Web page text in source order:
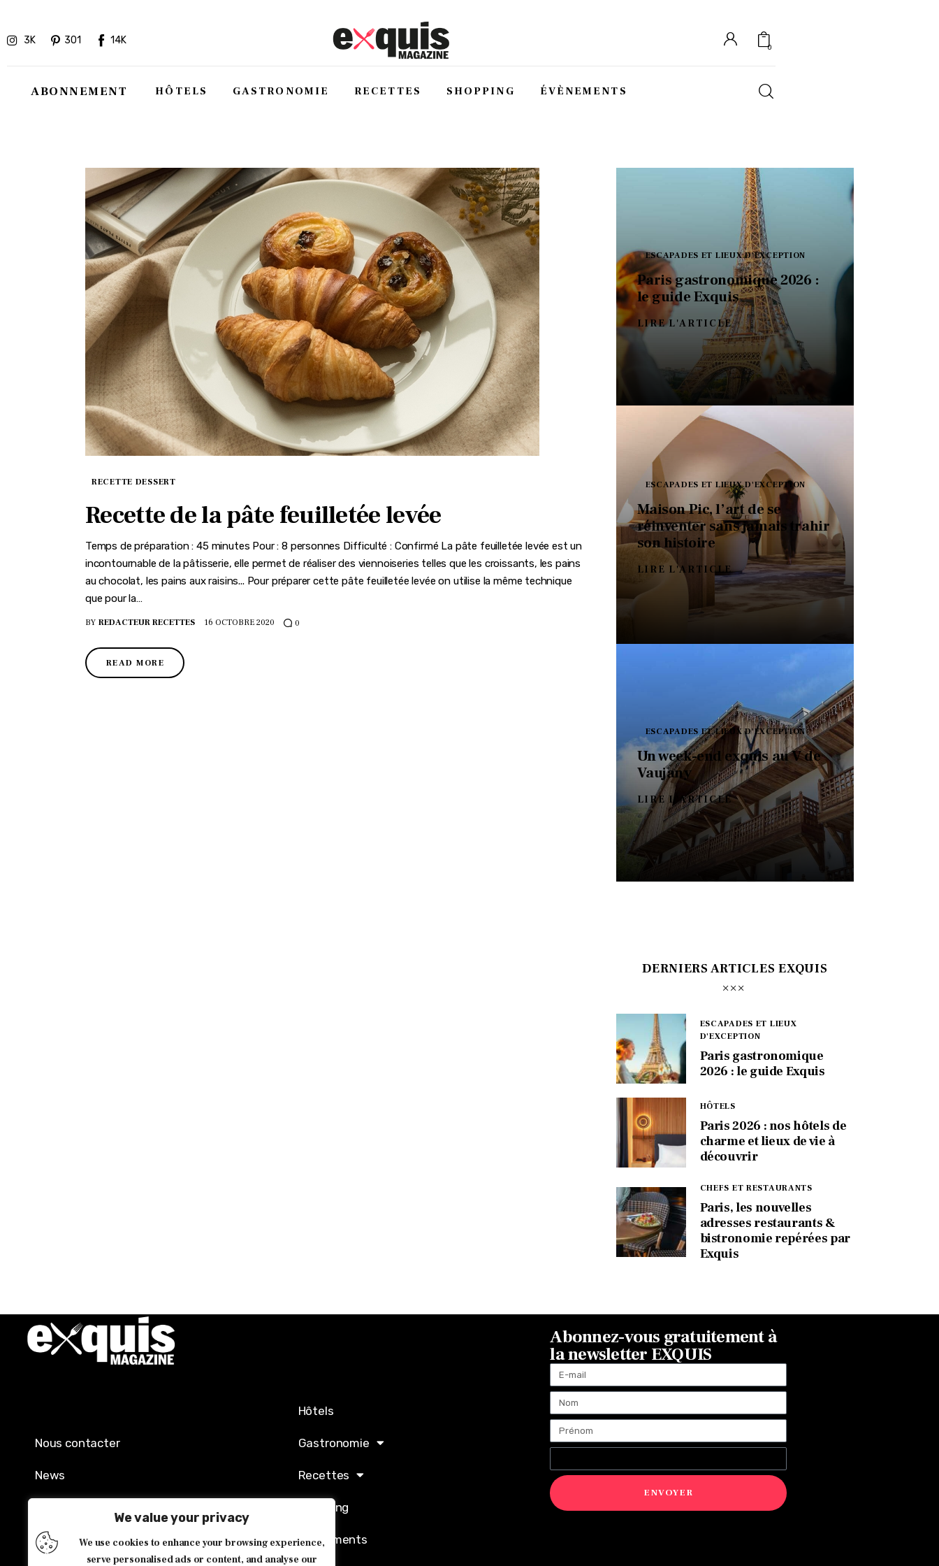
We value your privacy
We use cookies to enhance your browsing experience,
serve personalised ads or content, and analyse our
3K 301 14K
0
ABONNEMENT HÔTELS GASTRONOMIE RECETTES SHOPPING ÉVÈNEMENTS
Gastronomie
Recettes
RECETTE DESSERT
Recette de la pâte feuilletée levée
Temps de préparation : 45 minutes Pour : 8 personnes Difficulté : Confirmé La pâte feuilletée levée est un
incontournable de la pâtisserie, elle permet de réaliser des viennoiseries telles que les croissants, les pains
au chocolat, les pains aux raisins... Pour préparer cette pâte feuilletée levée on utilise la même technique
que pour la…
BY REDACTEUR RECETTES 16 OCTOBRE 2020 0
READ MORE
ESCAPADES ET LIEUX D'EXCEPTION
Paris gastronomique 2026 :
le guide Exquis
LIRE L'ARTICLE
ESCAPADES ET LIEUX D'EXCEPTION
Maison Pic, l’art de se
réinventer sans jamais trahir
son histoire
LIRE L'ARTICLE
ESCAPADES ET LIEUX D'EXCEPTION
Un week-end exquis au V de
Vaujany
LIRE L'ARTICLE
DERNIERS ARTICLES EXQUIS
ESCAPADES ET LIEUX
D'EXCEPTION
Paris gastronomique
2026 : le guide Exquis
HÔTELS
Paris 2026 : nos hôtels de
charme et lieux de vie à
découvrir
CHEFS ET RESTAURANTS
Paris, les nouvelles
adresses restaurants &
bistronomie repérées par
Exquis
Nous contacter
News
Politique de confidentialité
Hôtels
Gastronomie
Recettes
Shopping
Évènements
Abonnez-vous gratuitement à
la newsletter EXQUIS
ENVOYER